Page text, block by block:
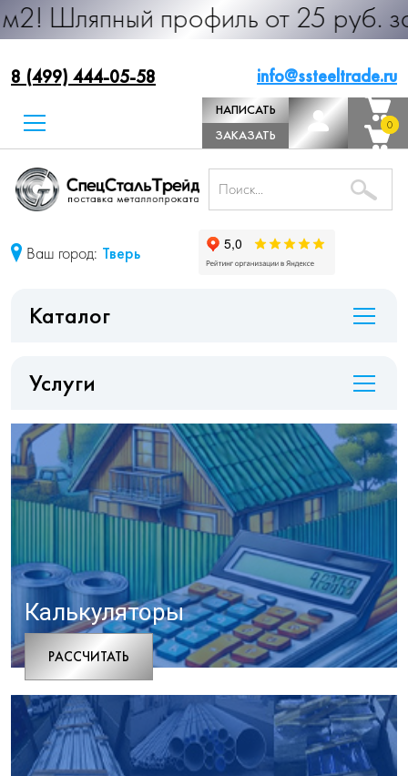
профиль от 25 руб. за м.п.
8 (499) 444-05-58 info@ssteeltrade.ru
НАПИСАТЬ
ДИРЕКТОРУ
ЗАКАЗАТЬ
ЗВОНОК
0
0
Ваш город: Тверь
Каталог
Услуги
Калькуляторы
РАCСЧИТАТЬ